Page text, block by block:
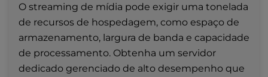
O streaming de mídia pode exigir uma tonelada
de recursos de hospedagem, como espaço de
armazenamento, largura de banda e capacidade
de processamento. Obtenha um servidor
dedicado gerenciado de alto desempenho que